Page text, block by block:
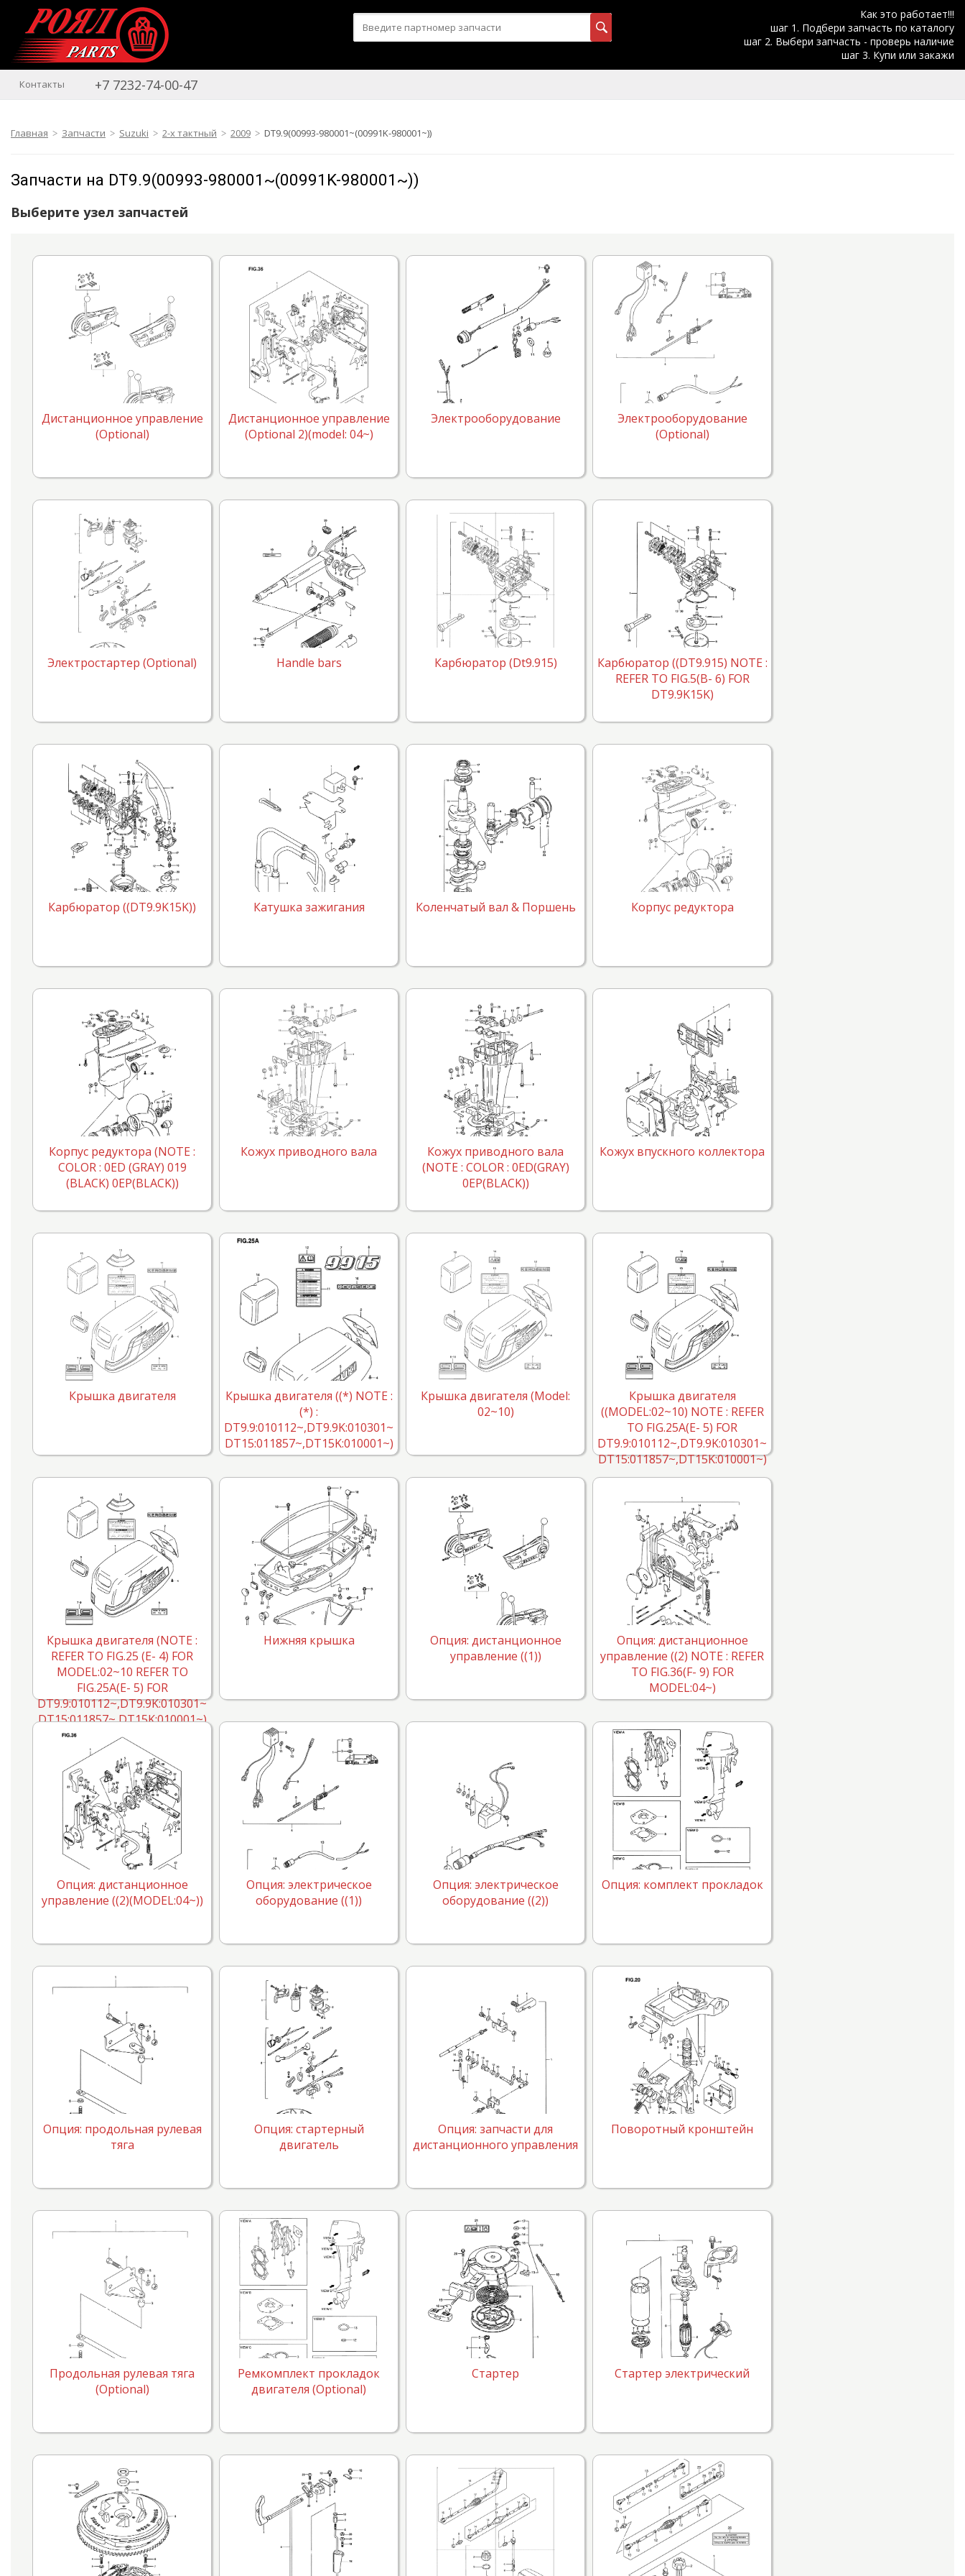
Как это работает!!!
шаг 1. Подбери запчасть по каталогу
шаг 2. Выбери запчасть - проверь наличие
шаг 3. Купи или закажи
Контакты +7 7232-74-00-47
Главная Запчасти Suzuki 2-х тактный 2009 DT9.9(00993-980001~(00991K-980001~))
Запчасти на DT9.9(00993-980001~(00991K-980001~))
Выберите узел запчастей
Дистанционное управление
(Optional)
Дистанционное управление
(Optional 2)(model: 04~)
Электрооборудование
Электрооборудование
(Optional)
Электростартер (Optional) Handle bars Карбюратор (Dt9.915)
Карбюратор ((DT9.915) NOTE :
REFER TO FIG.5(B- 6) FOR
DT9.9K15K)
Карбюратор ((DT9.9K15K)) Катушка зажигания Коленчатый вал & Поршень Корпус редуктора
Корпус редуктора (NOTE :
COLOR : 0ED (GRAY) 019
(BLACK) 0EP(BLACK))
Кожух приводного вала
Кожух приводного вала
(NOTE : COLOR : 0ED(GRAY)
0EP(BLACK))
Кожух впускного коллектора
Крышка двигателя
Крышка двигателя ((*) NOTE :
(*) :
DT9.9:010112~,DT9.9K:010301~
DT15:011857~,DT15K:010001~)
Крышка двигателя (Model:
02~10)
Крышка двигателя
((MODEL:02~10) NOTE : REFER
TO FIG.25A(E- 5) FOR
DT9.9:010112~,DT9.9K:010301~
DT15:011857~,DT15K:010001~)
Крышка двигателя (NOTE :
REFER TO FIG.25 (E- 4) FOR
MODEL:02~10 REFER TO
FIG.25A(E- 5) FOR
DT9.9:010112~,DT9.9K:010301~
DT15:011857~,DT15K:010001~)
Нижняя крышка
Опция: дистанционное
управление ((1))
Опция: дистанционное
управление ((2) NOTE : REFER
TO FIG.36(F- 9) FOR
MODEL:04~)
Опция: дистанционное
управление ((2)(MODEL:04~))
Опция: электрическое
оборудование ((1))
Опция: электрическое
оборудование ((2))
Опция: комплект прокладок
Опция: продольная рулевая
тяга
Опция: стартерный
двигатель
Опция: запчасти для
дистанционного управления
Поворотный кронштейн
Продольная рулевая тяга
(Optional)
Ремкомплект прокладок
двигателя (Optional)
Стартер Стартер электрический